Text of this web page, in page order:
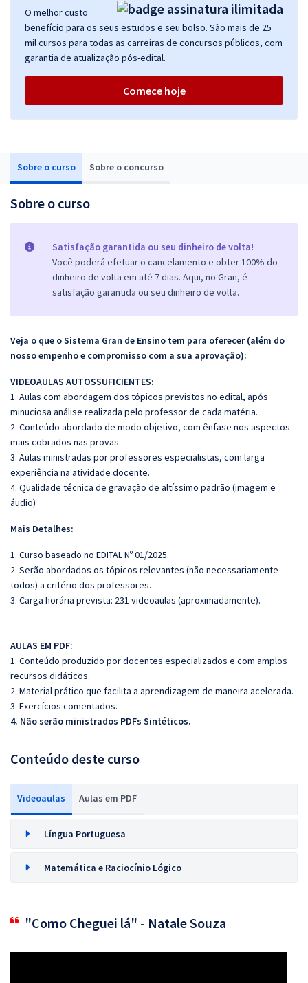
Sobre o curso Sobre o concurso
Sobre o curso
Satisfação garantida ou seu dinheiro de volta!
Você poderá efetuar o cancelamento e obter 100% do
dinheiro de volta em até 7 dias. Aqui, no Gran, é
satisfação garantida ou seu dinheiro de volta.
Veja o que o Sistema Gran de Ensino tem para oferecer (além do
nosso empenho e compromisso com a sua aprovação):
VIDEOAULAS AUTOSSUFICIENTES:
1. Aulas com abordagem dos tópicos previstos no edital, após
minuciosa análise realizada pelo professor de cada matéria.
2. Conteúdo abordado de modo objetivo, com ênfase nos aspectos
mais cobrados nas provas.
3. Aulas ministradas por professores especialistas, com larga
experiência na atividade docente.
4. Qualidade técnica de gravação de altíssimo padrão (imagem e
áudio)
Mais Detalhes:
1. Curso baseado no EDITAL Nº 01/2025.
2. Serão abordados os tópicos relevantes (não necessariamente
todos) a critério dos professores.
3. Carga horária prevista: 231 videoaulas (aproximadamente).
AULAS EM PDF:
1. Conteúdo produzido por docentes especializados e com amplos
recursos didáticos.
2. Material prático que facilita a aprendizagem de maneira acelerada.
3. Exercícios comentados.
4. Não serão ministrados PDFs Sintéticos.
Conteúdo deste curso
Videoaulas Aulas em PDF
Língua Portuguesa
Matemática e Raciocínio Lógico
"Como Cheguei lá" - Natale Souza
O melhor custo
benefício para os seus estudos e seu bolso. São mais de 25
mil cursos para todas as carreiras de concursos públicos, com
garantia de atualização pós-edital.
Comece hoje